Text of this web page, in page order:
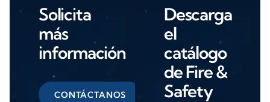
Solicita
más
información
CONTÁCTANOS
Descarga
el
catálogo
de Fire &
Safety